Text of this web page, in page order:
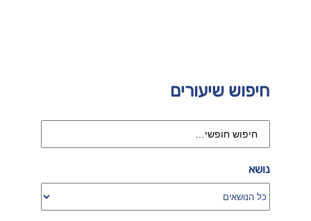
חיפוש שיעורים
נושא